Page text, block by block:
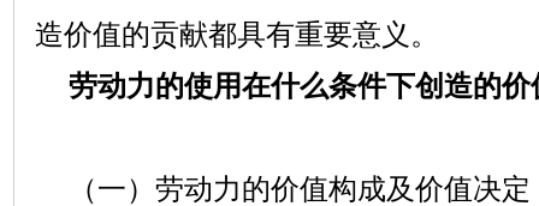
造价值的贡献都具有重要意义。
劳动力的使用在什么条件下创造的
（一）劳动力的价值构成及价值决定